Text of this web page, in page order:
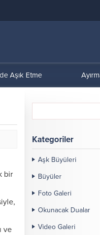
Aşık Etme
bir
ve
Kategoriler
Aşk Büyüleri
Büyüler
Foto Galeri
Okunacak Dualar
Video Galeri